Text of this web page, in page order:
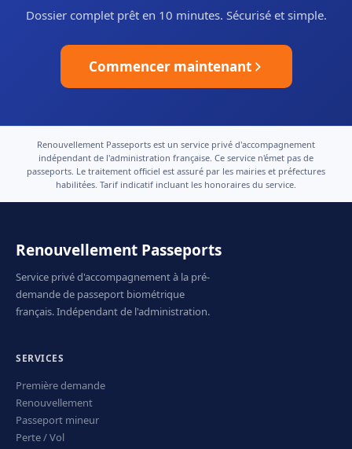
Dossier complet prêt en 10 minutes. Sécurisé et simple.
Commencer maintenant
Renouvellement Passeports est un service privé d'accompagnement
indépendant de l'administration française. Ce service n'émet pas de
passeports. Le traitement officiel est assuré par les mairies et préfectures
habilitées. Tarif indicatif incluant les honoraires du service.
Renouvellement Passeports
Service privé d'accompagnement à la pré-
demande de passeport biométrique
français. Indépendant de l'administration.
SERVICES
Première demande
Renouvellement
Passeport mineur
Perte / Vol